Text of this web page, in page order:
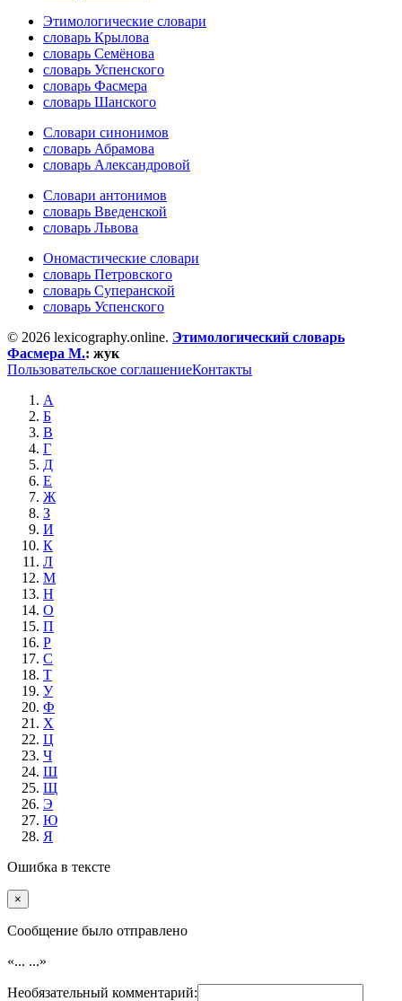
Этимологические словари
словарь Крылова
словарь Семёнова
словарь Успенского
словарь Фасмера
словарь Шанского
Словари синонимов
словарь Абрамова
словарь Александровой
Словари антонимов
словарь Введенской
словарь Львова
Ономастические словари
словарь Петровского
словарь Суперанской
словарь Успенского
© 2026 lexicography.online. Этимологический словарь
Фасмера М.: жук
Пользовательское соглашениеКонтакты
А
Б
В
Г
Д
Е
Ж
З
И
К
Л
М
Н
О
П
Р
С
Т
У
Ф
Х
Ц
Ч
Ш
Щ
Э
Ю
Я
Ошибка в тексте
×
Cообщение было отправлено
«... ...»
Необязательный комментарий: